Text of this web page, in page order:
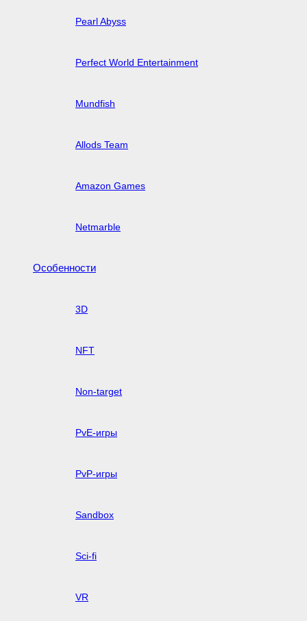
Pearl Abyss
Perfect World Entertainment
Mundfish
Allods Team
Amazon Games
Netmarble
Особенности
3D
NFT
Non-target
PvE-игры
PvP-игры
Sandbox
Sci-fi
VR